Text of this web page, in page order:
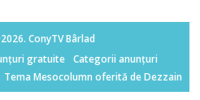
ConyTV Bârlad
gratuite Categorii anunțuri
Tema Mesocolumn oferită de Dezzain